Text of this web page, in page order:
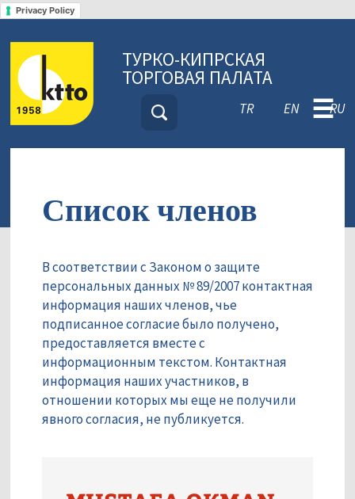
Privacy Policy
ТУРКО-КИПРСКАЯ
ТОРГОВАЯ ПАЛАТА
TR EN RU
☰
Список членов
В соответствии с Законом о защите
персональных данных № 89/2007 контактная
информация наших членов, чье
подписанное согласие было получено,
предоставляется вместе с
информационным текстом. Контактная
информация наших участников, в
отношении которых мы еще не получили
явного согласия, не публикуется.